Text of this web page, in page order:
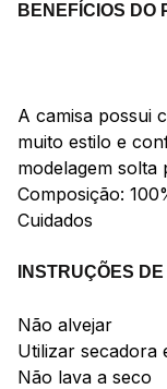
BENEFÍCIOS DO
A camisa possui
muito estilo e
modelagem
Composição:
Cuidados
INSTRUÇÕES
Não alvejar
Utilizar secadora
Não lava a seco